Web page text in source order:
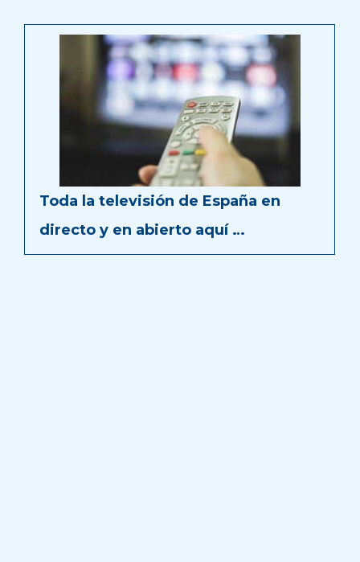
Toda la televisión de España en
directo y en abierto aquí …